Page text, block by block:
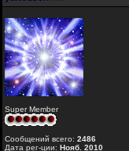
Super Member
Сообщений всего: 2486
Дата рег-ции: Нояб. 2010